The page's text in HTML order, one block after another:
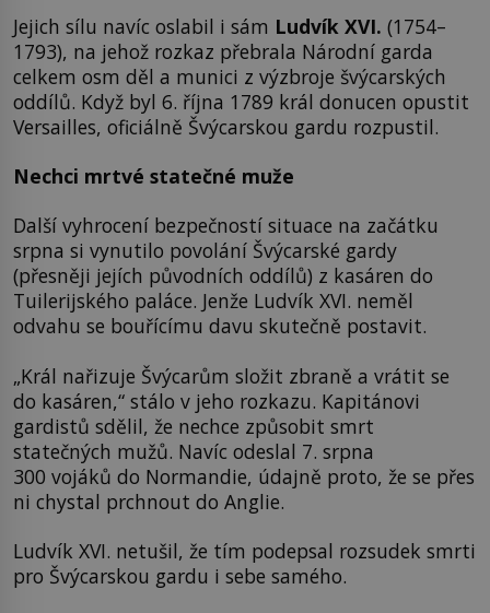
Jejich sílu navíc oslabil i sám Ludvík XVI. (1754–
1793), na jehož rozkaz přebrala Národní garda
celkem osm děl a munici z výzbroje švýcarských
oddílů. Když byl 6. října 1789 král donucen opustit
Versailles, oficiálně Švýcarskou gardu rozpustil.
Nechci mrtvé statečné muže
Další vyhrocení bezpečností situace na začátku
srpna si vynutilo povolání Švýcarské gardy
(přesněji jejích původních oddílů) z kasáren do
Tuilerijského paláce. Jenže Ludvík XVI. neměl
odvahu se bouřícímu davu skutečně postavit.
„Král nařizuje Švýcarům složit zbraně a vrátit se
do kasáren,“ stálo v jeho rozkazu. Kapitánovi
gardistů sdělil, že nechce způsobit smrt
statečných mužů. Navíc odeslal 7. srpna
300 vojáků do Normandie, údajně proto, že se přes
ni chystal prchnout do Anglie.
Ludvík XVI. netušil, že tím podepsal rozsudek smrti
pro Švýcarskou gardu i sebe samého.